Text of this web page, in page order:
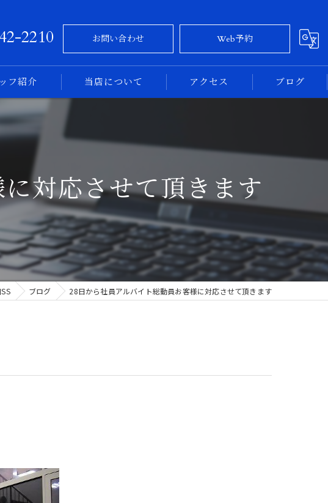
2210 お問い合わせ Web予約
フ紹介 当店について
新車
中古車
専門店
アクセス ブログ
対応させて頂きます
ブログ 28日から社員アルバイト総動員お客様に対応させて頂きます